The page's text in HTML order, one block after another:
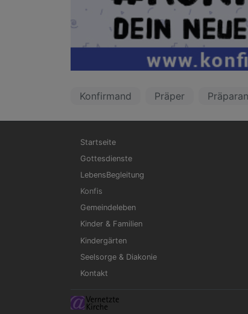
Konfirmand Präper
Hauptnavigation
Startseite
Gottesdienste
LebensBegleitung
Konfis
Gemeindeleben
Kinder & Familien
Kindergärten
Seelsorge & Diakonie
Kontakt